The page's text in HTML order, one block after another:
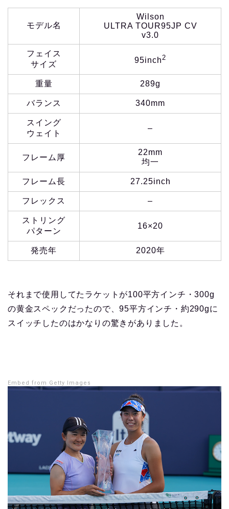
モデル名
Wilson
ULTRA TOUR95JP CV
v3.0
フェイス
サイズ
95inch 2
重量 289g
バランス 340mm
スイング
ウェイト
–
フレーム厚
22mm
均一
フレーム長 27.25inch
フレックス –
ストリング
パターン
16×20
発売年 2020年
それまで使用してたラケットが100平方インチ・300g
の黄金スペックだったので、95平方インチ・約290gに
スイッチしたのはかなりの驚きがありました。
Embed from Getty Images